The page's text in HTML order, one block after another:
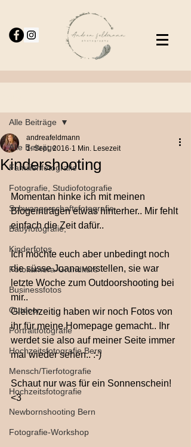
Alle Beiträge
Familienfotografie
Fotografie, Studiofotografie
Schwangerschaftsfotografie
Babyfotografie,
Kinderfotos
Fotokamera-Grundkurs
Businessfotos
Outdoor
Portraitfotografie
Hochzeitsfotografie Bern
Mensch/Tierfotografie
Hochzeitsfotografie
Newbornshooting Bern
Fotografie-Workshop
Alle Beiträge
Kindershooting
andreafeldmann
1. Sept. 2016 1 Min. Lesezeit
Momentan hinke ich mit meinen
Blogeinträgen etwas hinterher.. Mir fehlt
einfach die Zeit dafür..
Ich möchte euch aber unbedingt noch
die süsse Joana vorstellen, sie war
letzte Woche zum Outdoorshooting bei
mir..
Gleichzeitig haben wir noch Fotos von
ihr für meine Homepage gemacht.. Ihr
werdet sie also auf meiner Seite immer
mal wieder sehen.. :-)
Schaut nur was für ein Sonnenschein!
<3